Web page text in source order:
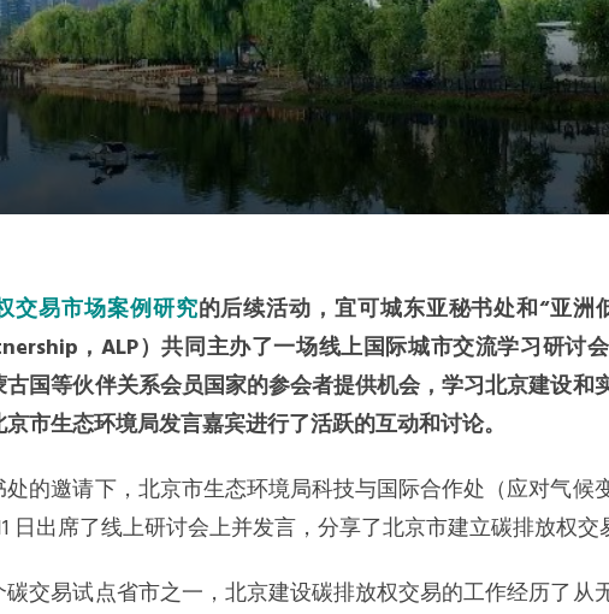
交易市场案例研究的后续活动，宜可城东亚秘书处和“亚洲
，ALP）共同主办了一场线上国际城市交流学习研讨
国等伙伴关系会员国家的参会者提供机会，学习北京建设和
市生态环境局发言嘉宾进行了活跃的互动和讨论。
的邀请下，北京市生态环境局科技与国际合作处（应对气候
日出席了线上研讨会上并发言，分享了北京市建立碳排放权交
交易试点省市之一，北京建设碳排放权交易的工作经历了从